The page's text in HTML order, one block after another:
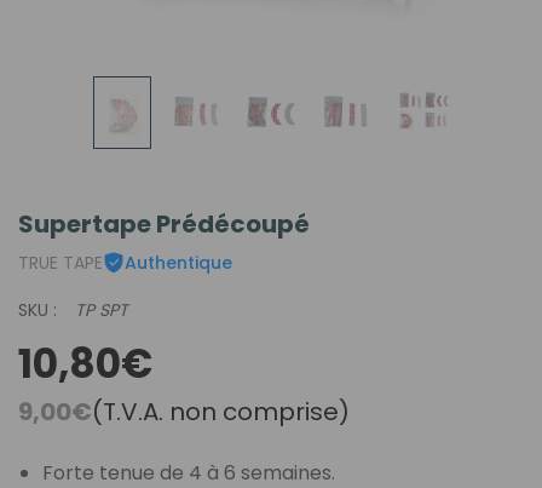
Supertape Prédécoupé
TRUE TAPE
Authentique
SKU :
TP SPT
10,80€
9,00€(T.V.A. non comprise)
Forte tenue de 4 à 6 semaines.